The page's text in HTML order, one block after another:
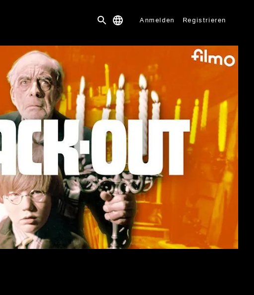
Anmelden Registrieren
cannot be played at the moment for technical reasons.